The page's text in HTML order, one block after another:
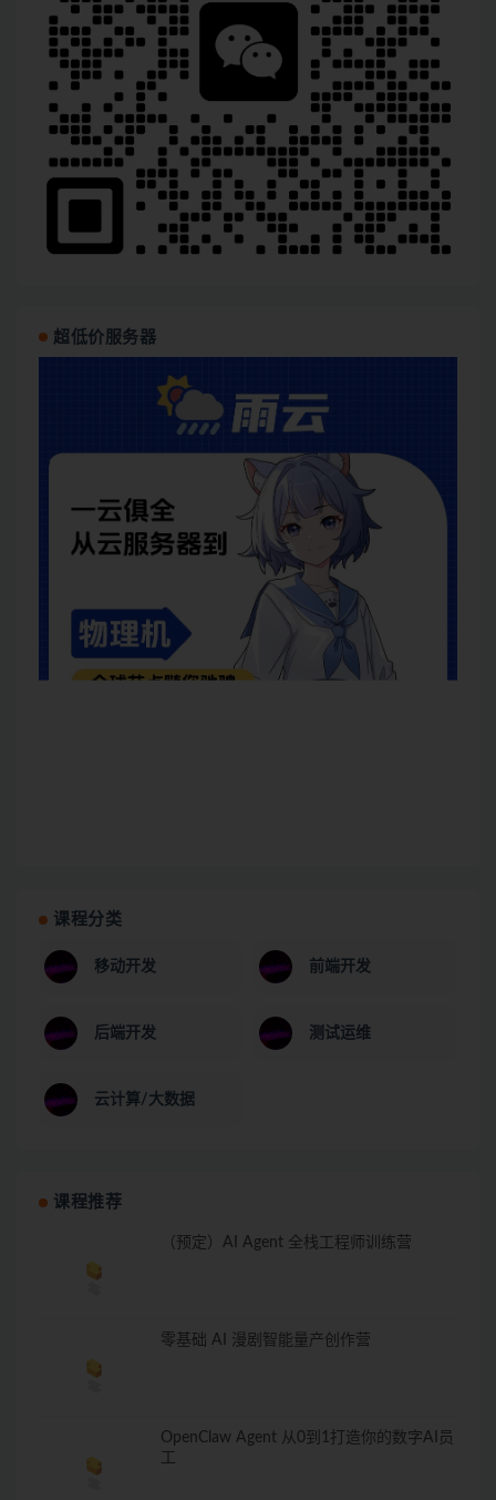
超低价服务器
课程分类
移动开发 前端开发
后端开发 测试运维
云计算/大数据
课程推荐
（预定）AI Agent 全栈工程师训练营
零基础 AI 漫剧智能量产创作营
OpenClaw Agent 从0到1打造你的数字AI员
工